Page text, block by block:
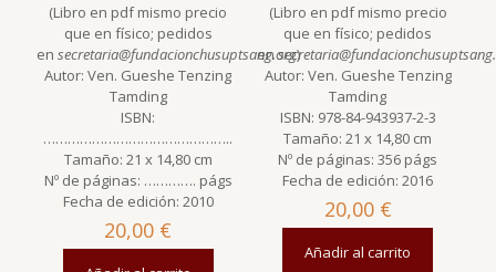
(Libro en pdf mismo precio
que en físico; pedidos
en secretaria@fundacionchusuptsang.org)
Autor: Ven. Gueshe Tenzing
Tamding
ISBN:
………………………………………..
Tamaño: 21 x 14,80 cm
Nº de páginas: …………. págs
Fecha de edición: 2010
20,00 €
(Libro en pdf mismo precio
que en físico; pedidos
en
Autor: Ven. Gueshe Tenzing
Tamding
ISBN: 978-84-943937-2-3
Tamaño: 21 x 14,80 cm
Nº de páginas: 356 págs
Fecha de edición: 2016
20,00 €
Añadir al carrito